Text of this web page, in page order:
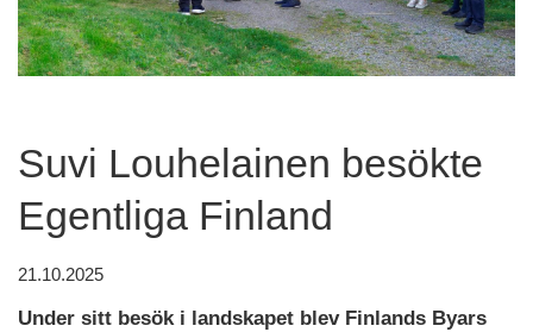
Suvi Louhelainen besökte
Egentliga Finland
21.10.2025
Under sitt besök i landskapet blev Finlands Byars